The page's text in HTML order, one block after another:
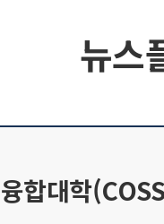
뉴스
합대학